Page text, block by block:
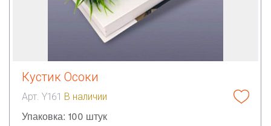
Кустик Осоки
Арт. Y161 В наличии
Упаковка: 100 штук